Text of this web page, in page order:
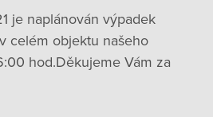
je naplánován výpadek
celém objektu našeho
hod.Děkujeme Vám za